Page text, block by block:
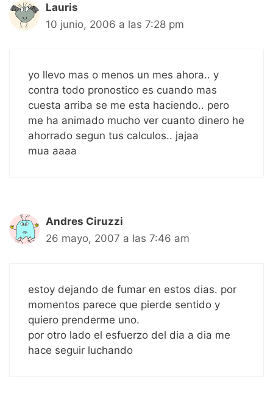
Lauris
10 junio, 2006 a las 7:28 pm
yo llevo mas o menos un mes ahora.. y
contra todo pronostico es cuando mas
cuesta arriba se me esta haciendo.. pero
me ha animado mucho ver cuanto dinero he
ahorrado segun tus calculos.. jajaa
mua aaaa
Andres Ciruzzi
26 mayo, 2007 a las 7:46 am
estoy dejando de fumar en estos dias. por
momentos parece que pierde sentido y
quiero prenderme uno.
por otro lado el esfuerzo del dia a dia me
hace seguir luchando